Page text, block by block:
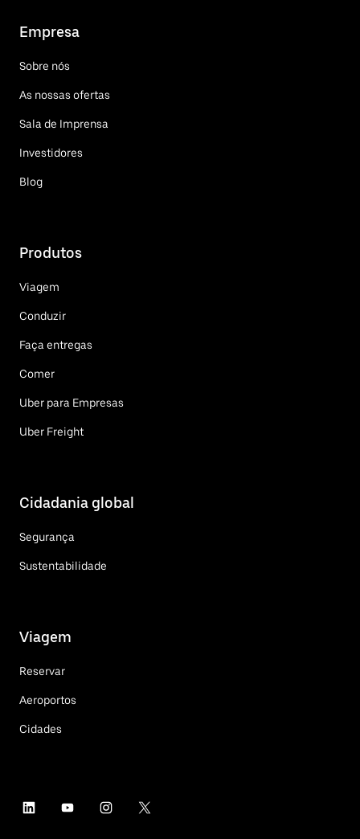
Empresa
Sobre nós
As nossas ofertas
Sala de Imprensa
Investidores
Blog
Produtos
Viagem
Conduzir
Faça entregas
Comer
Uber para Empresas
Uber Freight
Cidadania global
Segurança
Sustentabilidade
Viagem
Reservar
Aeroportos
Cidades